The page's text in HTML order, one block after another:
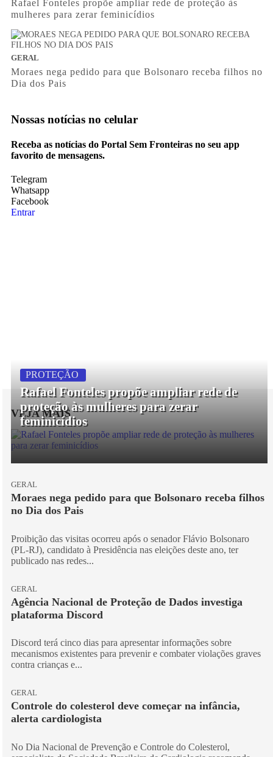
Rafael Fonteles propõe ampliar rede de proteção às
mulheres para zerar feminicídios
GERAL
Moraes nega pedido para que Bolsonaro receba filhos no
Dia dos Pais
Nossas notícias no celular
Receba as notícias do Portal Sem Fronteiras no seu app
favorito de mensagens.
Telegram
Whatsapp
Facebook
Entrar
VEJA MAIS
PROTEÇÃO
Rafael Fonteles propõe ampliar rede de
proteção às mulheres para zerar
feminicídios
GERAL
Moraes nega pedido para que Bolsonaro receba filhos
no Dia dos Pais
Proibição das visitas ocorreu após o senador Flávio Bolsonaro
(PL-RJ), candidato à Presidência nas eleições deste ano, ter
publicado nas redes...
GERAL
Agência Nacional de Proteção de Dados investiga
plataforma Discord
Discord terá cinco dias para apresentar informações sobre
mecanismos existentes para prevenir e combater violações graves
contra crianças e...
GERAL
Controle do colesterol deve começar na infância,
alerta cardiologista
No Dia Nacional de Prevenção e Controle do Colesterol,